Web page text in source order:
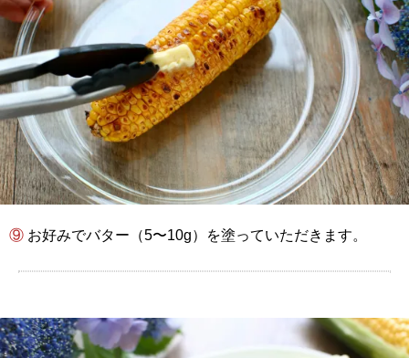
⑨ お好みでバター（5〜10g）を塗っていただきます。